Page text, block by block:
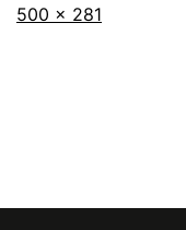
Taille
500 × 281